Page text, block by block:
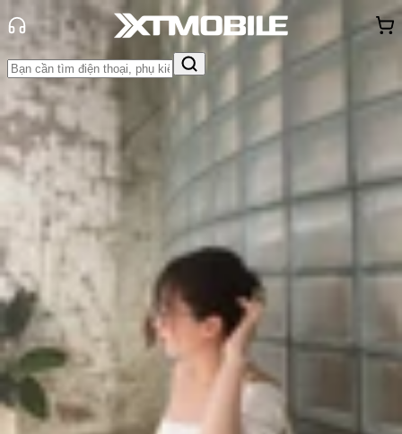
Trang chủ
Tin tức
Tư vấn
Tin Mới
Đánh Giá - Trên Tay
Khuyến
Thủ thuật Thông báoKhách
hàng - Sự kiện
Đây là lý do vì sao iPhone Xr vẫn
còn sức hút trong năm 2024!
Triệu Vy
Ngày đăng: 27/09/2024
Cập nhật:
27/09/2024
Theo dõi XTMobile trên